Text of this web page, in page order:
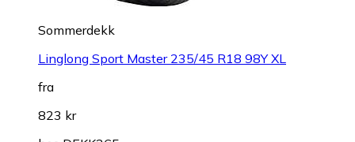
Sommerdekk
Linglong Sport Master 235/45 R18 98Y XL
fra
823 kr